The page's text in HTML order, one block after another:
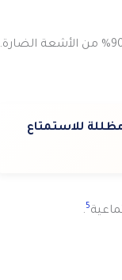
المظلات والسواتر مهمة جداً لحماية الناس والممتلكات من الطقس السيء. يمكنها حجب حتى 90% من الأشعة الضارة.
للاستمتاع
5
.